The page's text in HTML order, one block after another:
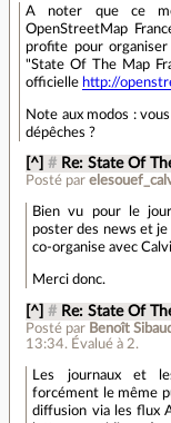
A noter que ce
OpenStreetMap
profite pour
"State Of The Map
officielle http://
Note aux modos :
dépêches ?
[^] # Re: State Of
Posté par
Bien vu pour le
poster des news et je
co-organise avec
Merci donc.
[^] # Re: State Of
Posté par Benoît
13:34. Évalué à 2.
Les journaux et
forcément le même
diffusion via les flux